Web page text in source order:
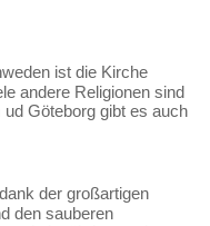
ist die Kirche
andere Religionen sind
Göteborg gibt es auch
der großartigen
den sauberen